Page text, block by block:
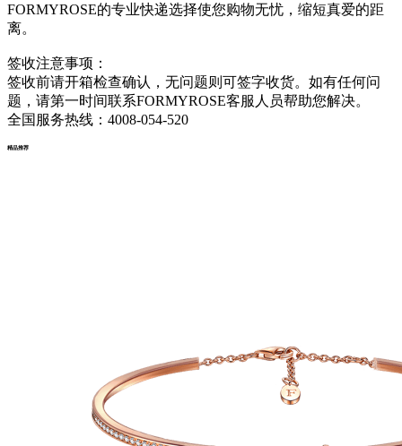
FORMYROSE的专业快递选择使您购物无忧，缩短真爱的距
离。
签收注意事项：
签收前请开箱检查确认，无问题则可签字收货。如有任何问
题，请第一时间联系FORMYROSE客服人员帮助您解决。
全国服务热线：4008-054-520
精品推荐